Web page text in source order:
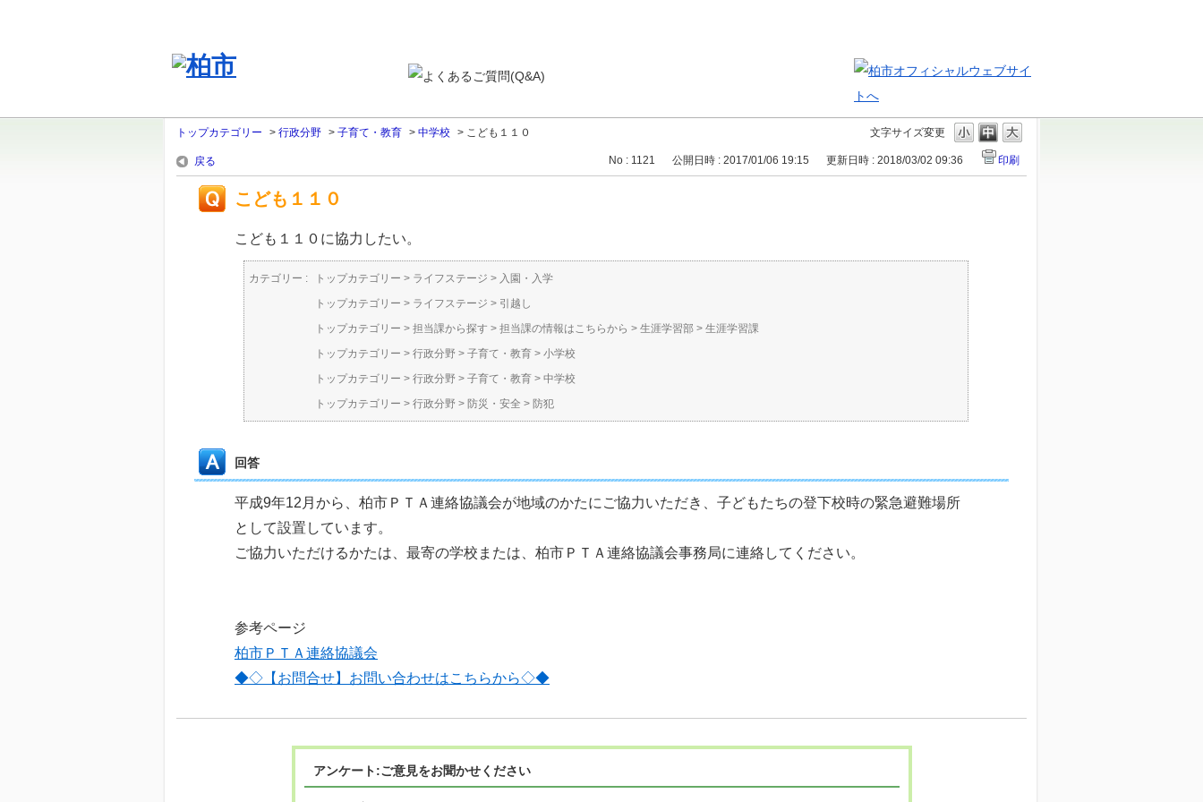
文字サイズ変更
トップカテゴリー > 行政分野 > 子育て・教育 > 中学校 > こども１１０
戻る No : 1121 公開日時 : 2017/01/06 19:15 更新日時 : 2018/03/02 09:36 印刷
こども１１０
こども１１０に協力したい。
カテゴリー : トップカテゴリー > ライフステージ > 入園・入学
トップカテゴリー > ライフステージ > 引越し
トップカテゴリー > 担当課から探す > 担当課の情報はこちらから > 生涯学習部 > 生涯学習課
トップカテゴリー > 行政分野 > 子育て・教育 > 小学校
トップカテゴリー > 行政分野 > 子育て・教育 > 中学校
トップカテゴリー > 行政分野 > 防災・安全 > 防犯
回答
平成9年12月から、柏市ＰＴＡ連絡協議会が地域のかたにご協力いただき、子どもたちの登下校時の緊急避難場所
として設置しています。
ご協力いただけるかたは、最寄の学校または、柏市ＰＴＡ連絡協議会事務局に連絡してください。
参考ページ
柏市ＰＴＡ連絡協議会
◆◇【お問合せ】お問い合わせはこちらから◇◆
アンケート:ご意見をお聞かせください